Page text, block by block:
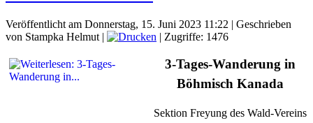
Veröffentlicht am Donnerstag, 15. Juni 2023 11:22 | Geschrieben
von Stampka Helmut | | Zugriffe: 1476
3-Tages-Wanderung in
Böhmisch Kanada
Sektion Freyung des Wald-Vereins